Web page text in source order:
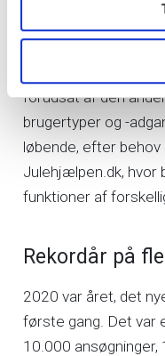
En af styrkerne ved
mulighed for at
brugertyper og -
forudsat af den
brugertyper og -
løbende, efter
Julehjælpen.dk, hvor
funktioner af
Rekordår på
2020 var året, det
første gang. Det var
10.000 ansøgninger,